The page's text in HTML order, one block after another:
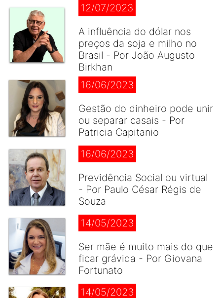
12/07/2023
A influência do dólar nos
preços da soja e milho no
Brasil - Por João Augusto
Birkhan
16/06/2023
Gestão do dinheiro pode unir
ou separar casais - Por
Patricia Capitanio
16/06/2023
Previdência Social ou virtual
- Por Paulo César Régis de
Souza
14/05/2023
Ser mãe é muito mais do que
ficar grávida - Por Giovana
Fortunato
14/05/2023